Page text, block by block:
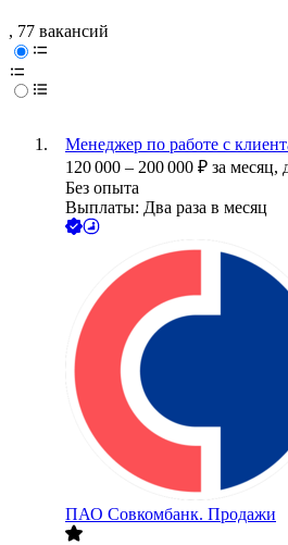
, 77 вакансий
Менеджер по работе с
120 000 – 200 000 ₽ за месяц,
Без опыта
Выплаты: Два раза в месяц
ПАО Совкомбанк. Продажи